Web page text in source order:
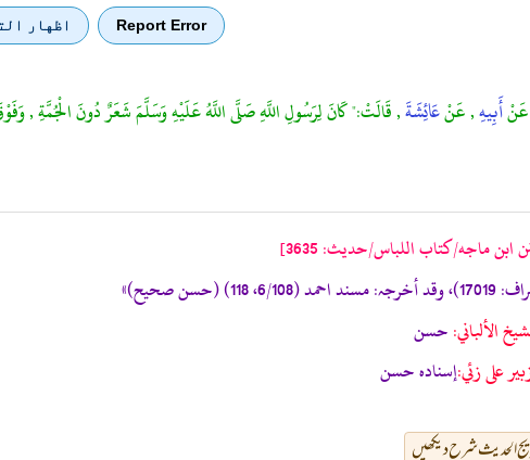
Report Error اظهار
أَبِيهِ, عَنْعَائِشَةَ, قَالَتْ:" كَانَ لِرَسُولِ اللَّهِ صَلَّى اللَّهُ عَلَيْهِ وَسَلَّمَ شَعَرٌ دُونَ الْجُمَّةِ ,
ابن ماجه/كتاب اللباس/حدیث: 3635]
الألباني:حسن
على زئي:إسناده حسن
الحدیث شرح دیکھیں